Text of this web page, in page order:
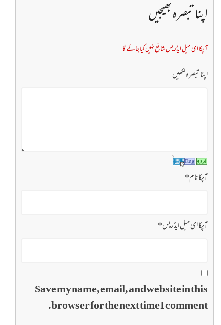
اپنا تبصرہ بھیجیں
آپکا ای میل ایڈریس شائع نہیں کیا جائے گا
اپنا تبصرہ لکھیں
آپکا نام*
آپکا ای میل ایڈریس*
Save my name, email, and website in this
browser for the next time I comment.